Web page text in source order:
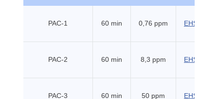
PAC-1 60 min 0,76 ppm EHSS
PAC-2 60 min 8,3 ppm EHSS
PAC-3 60 min 50 ppm EHSS